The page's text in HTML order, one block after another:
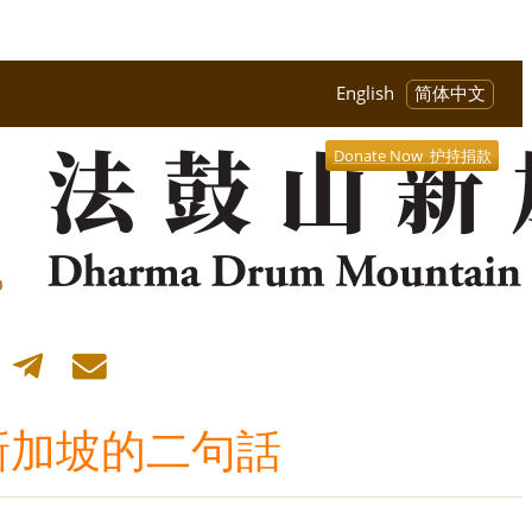
English 简体中文
Donate Now 护持捐款
坡的二句話